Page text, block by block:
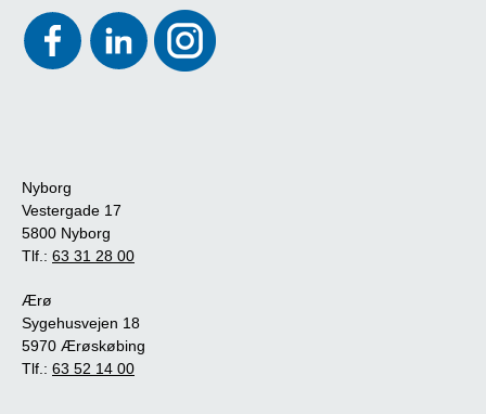
Nyborg
Vestergade 17
5800 Nyborg
Tlf.: 63 31 28 00
Ærø
Sygehusvejen 18
5970 Ærøskøbing
Tlf.: 63 52 14 00